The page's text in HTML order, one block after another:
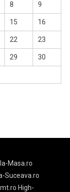
8 9
15 16
22 23
29 30
la-Masa.ro
Suceava.ro
High-